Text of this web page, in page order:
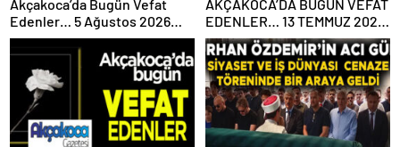
Akçakoca’da Bugün Vefat
Edenler… 5 Ağustos 2026
Çarşamba
AKÇAKOCA’DA BUGÜN VEFAT
EDENLER… 13 TEMMUZ 2026
PAZARTESİ